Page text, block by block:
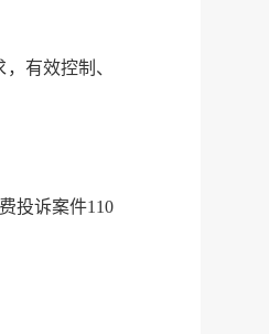
有效控制、
投诉案件110